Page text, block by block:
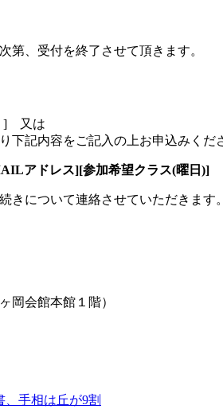
、受付を終了させて頂きます。
] 又は
下記内容をご記入の上お申込みくだ
アドレス][参加希望クラス(曜日)]
について連絡させていただきます。
岡会館本館１階）